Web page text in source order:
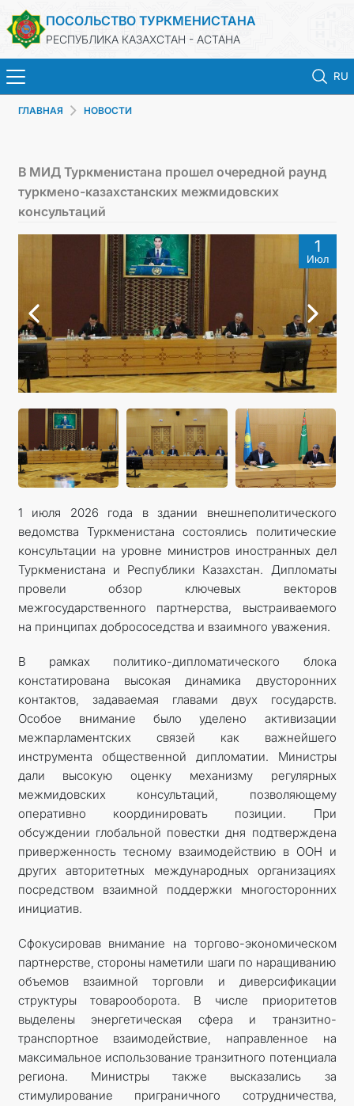
ПОСОЛЬСТВО ТУРКМЕНИСТАНА
РЕСПУБЛИКА КАЗАХСТАН - АСТАНА
RU
КОНСУЛЬСКИЕ УСЛУГИ
МИД
КОНТАКТНЫЕ ДАННЫЕ
ГЛАВНАЯ НОВОСТИ
В МИД Туркменистана прошел очередной раунд
туркмено-казахстанских межмидовских
консультаций
1
Июл
1 июля 2026 года в здании внешнеполитического
ведомства Туркменистана состоялись политические
консультации на уровне министров иностранных дел
Туркменистана и Республики Казахстан. Дипломаты
провели обзор ключевых векторов
межгосударственного партнерства, выстраиваемого
на принципах добрососедства и взаимного уважения.
В рамках политико-дипломатического блока
констатирована высокая динамика двусторонних
контактов, задаваемая главами двух государств.
Особое внимание было уделено активизации
межпарламентских связей как важнейшего
инструмента общественной дипломатии. Министры
дали высокую оценку механизму регулярных
межмидовских консультаций, позволяющему
оперативно координировать позиции. При
обсуждении глобальной повестки дня подтверждена
приверженность тесному взаимодействию в ООН и
других авторитетных международных организациях
посредством взаимной поддержки многосторонних
инициатив.
Сфокусировав внимание на торгово-экономическом
партнерстве, стороны наметили шаги по наращиванию
объемов взаимной торговли и диверсификации
структуры товарооборота. В числе приоритетов
выделены энергетическая сфера и транзитно-
транспортное взаимодействие, направленное на
максимальное использование транзитного потенциала
региона. Министры также высказались за
стимулирование приграничного сотрудничества,